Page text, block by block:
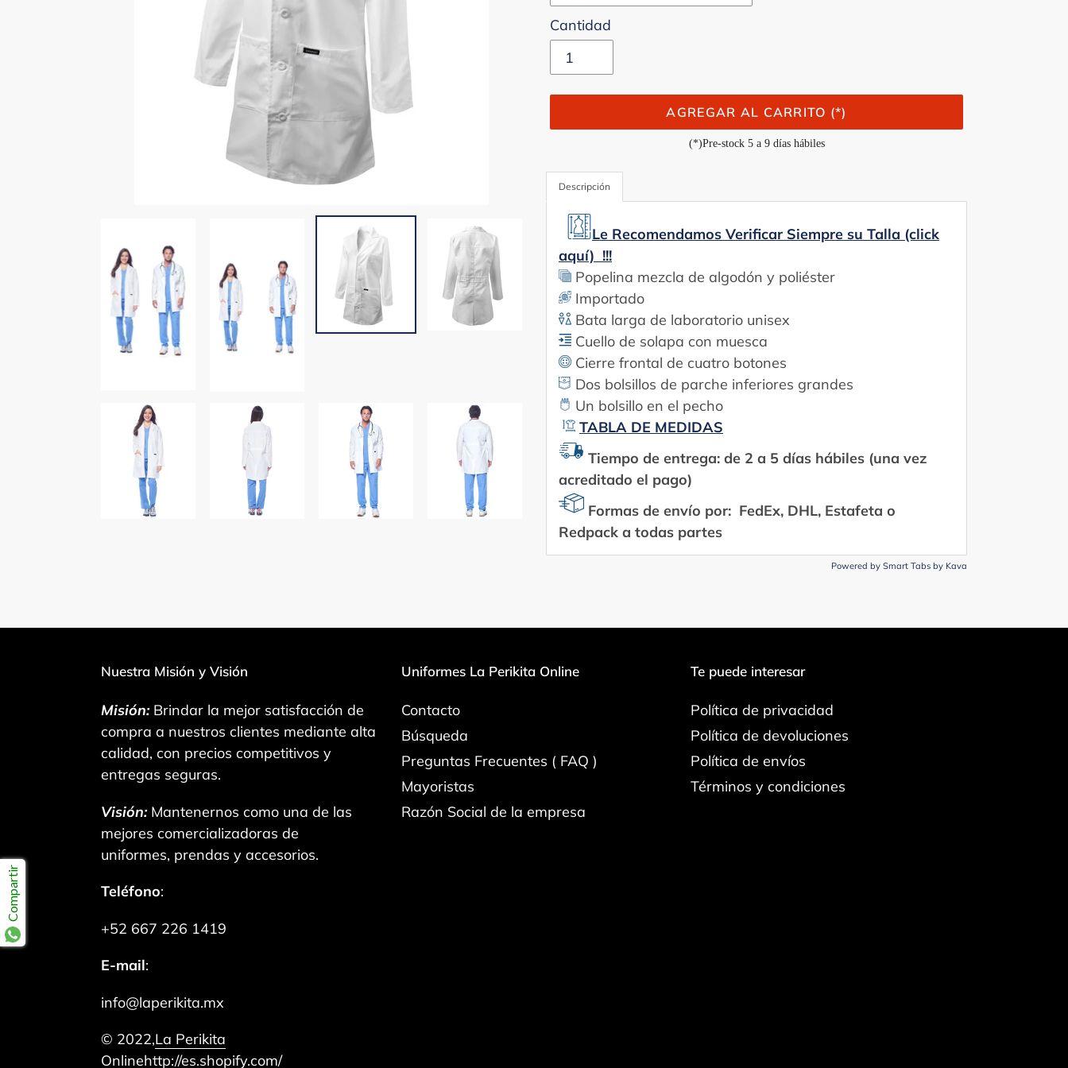
Cantidad
AGREGAR AL CARRITO (*)
(*)Pre-stock 5 a 9 días hábiles
Agregando
producto
carrito
Descripción
Le Recomendamos Verificar Siempre su Talla (click
aquí) !!!
Popelina mezcla de algodón y poliéster
Importado
Bata larga de laboratorio unisex
Cuello de solapa con muesca
Cierre frontal de cuatro botones
Dos bolsillos de parche inferiores grandes
Un bolsillo en el pecho
TABLA DE MEDIDAS
Tiempo de entrega: de 2 a 5 días hábiles (una vez
acreditado el pago)
Formas de envío por: FedEx, DHL, Estafeta o
Redpack a todas partes
Powered by Smart Tabs by Kava
Nuestra Misión y Visión
Misión: Brindar la mejor satisfacción de
compra a nuestros clientes mediante alta
calidad, con precios competitivos y
entregas seguras.
Visión:Mantenernos como una de las
mejores comercializadoras de
uniformes, prendas y accesorios.
Teléfono:
+52 667 226 1419
E-mail:
info@laperikita.mx
© 2022,La Perikita
Onlinehttp://es.shopify.com/
Uniformes La Perikita Online
Contacto
Búsqueda
Preguntas Frecuentes ( FAQ )
Mayoristas
Razón Social de la empresa
Te puede interesar
Política de privacidad
Política de devoluciones
Política de envíos
Términos y condiciones
Compartir